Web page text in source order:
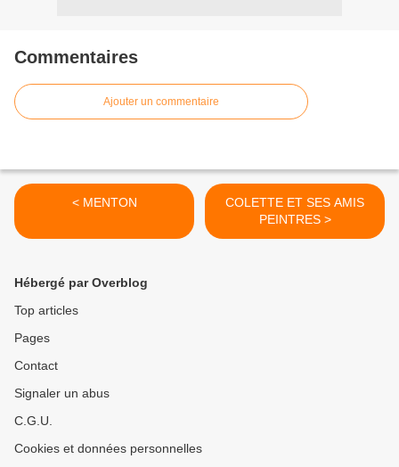
Commentaires
Ajouter un commentaire
< MENTON
COLETTE ET SES AMIS
PEINTRES >
Hébergé par Overblog
Top articles
Pages
Contact
Signaler un abus
C.G.U.
Cookies et données personnelles